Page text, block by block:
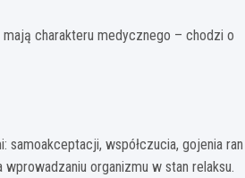
charakteru medycznego – chodzi o
współczucia, gojenia ran
organizmu w stan relaksu.